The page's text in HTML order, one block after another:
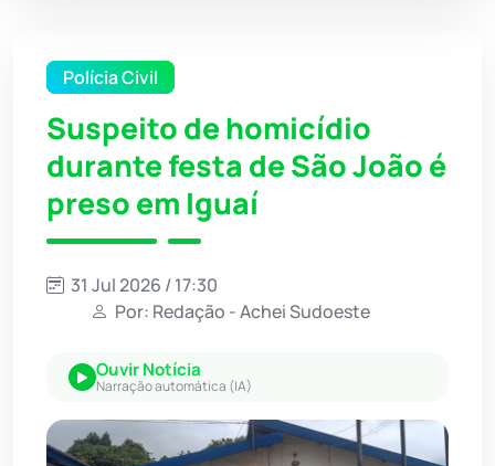
Polícia Civil
Suspeito de homicídio
durante festa de São João é
preso em Iguaí
31 Jul 2026 / 17:30
Por: Redação - Achei Sudoeste
Ouvir Notícia
Narração automática (IA)